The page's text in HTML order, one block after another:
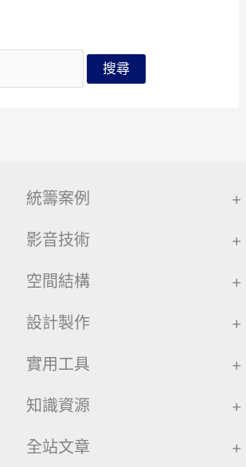
統籌案例 +
影音技術 +
空間結構 +
設計製作 +
實用工具 +
知識資源 +
全站文章 +